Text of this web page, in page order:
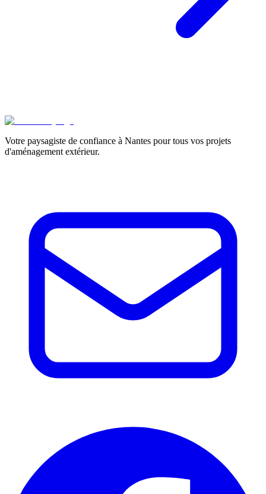
Votre paysagiste de confiance à Nantes pour tous vos projets
d'aménagement extérieur.